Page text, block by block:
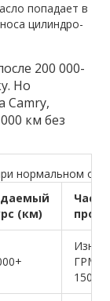
попадает в
цилиндро-
200 000-
Но
Camry,
км без
нормальном
(км)
Износ
ГРМ
150